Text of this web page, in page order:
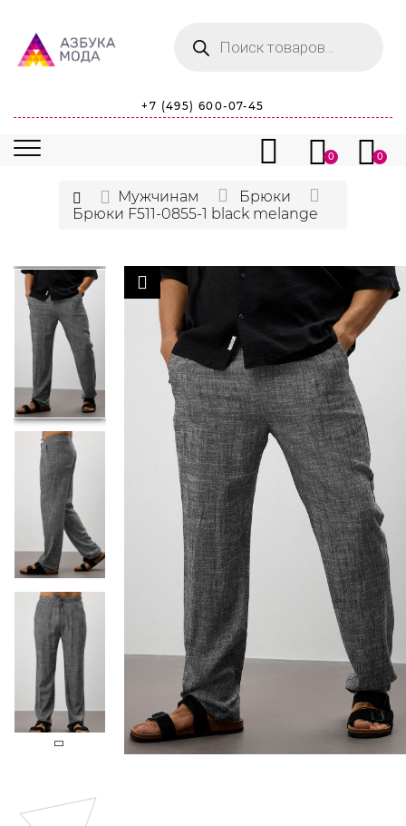
товаров
+7 (495) 600-07-45
0 0
Мужчинам
Брюки
Брюки F511-0855-1 black melange